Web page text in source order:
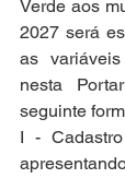
Verde aos
2027 será
as
nesta
seguinte
I -